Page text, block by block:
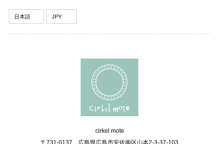
cirkel mote
〒731-0137 広島県広島市安佐南区山本2-3-37-103